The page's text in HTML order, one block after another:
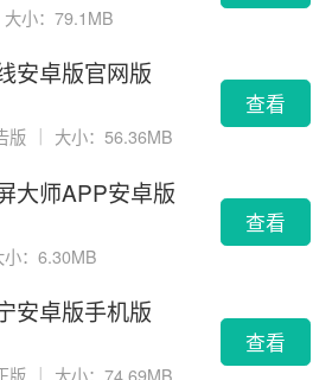
大小：79.1MB
安卓版官网版
版 大小：56.36MB
查看
大师APP安卓版
小：6.30MB
查看
安卓版手机版
查看